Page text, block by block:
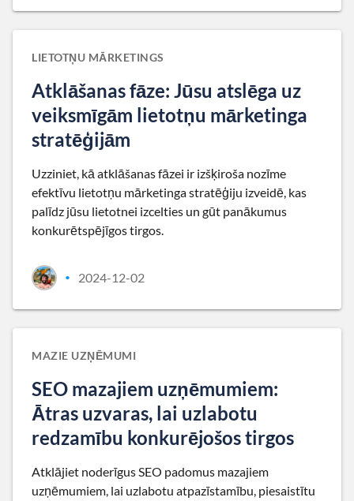
LIETOTŅU MĀRKETINGS
Atklāšanas fāze: Jūsu atslēga uz
veiksmīgām lietotņu mārketinga
stratēģijām
Uzziniet, kā atklāšanas fāzei ir izšķiroša nozīme
efektīvu lietotņu mārketinga stratēģiju izveidē, kas
palīdz jūsu lietotnei izcelties un gūt panākumus
konkurētspējīgos tirgos.
• 2024-12-02
MAZIE UZŅĒMUMI
SEO mazajiem uzņēmumiem:
Ātras uzvaras, lai uzlabotu
redzamību konkurējošos tirgos
Atklājiet noderīgus SEO padomus mazajiem
uzņēmumiem, lai uzlabotu atpazīstamību, piesaistītu